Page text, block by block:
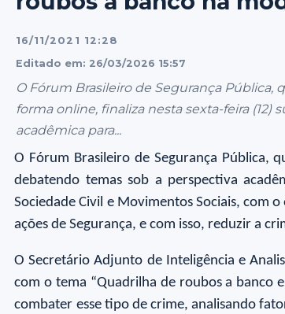
16/11/2021 12:28
Editado em: 26/03/2026 15:57
O Fórum Brasileiro de Segurança
forma online, finaliza nesta sexta-feira (12)
acadêmica para...
O Fórum Brasileiro de Segurança Pública,
debatendo temas sob a perspectiva
Sociedade Civil e Movimentos Sociais, com
ações de Segurança, e com isso, reduzir a
O Secretário Adjunto de Inteligência e
com o tema “Quadrilha de roubos a banco
combater esse tipo de crime, analisando